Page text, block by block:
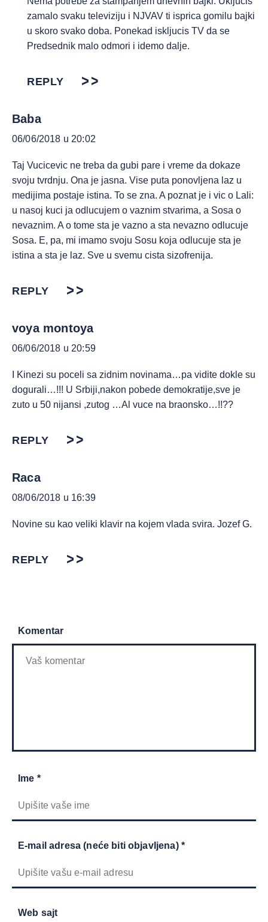
zamalo svaku televiziju i NJVAV ti isprica gomilu bajki
u skoro svako doba. Ponekad iskljucis TV da se
Predsednik malo odmori i idemo dalje.
REPLY
Baba
06/06/2018 u 20:02
Taj Vucicevic ne treba da gubi pare i vreme da dokaze
svoju tvrdnju. Ona je jasna. Vise puta ponovljena laz u
medijima postaje istina. To se zna. A poznat je i vic o Lali:
u nasoj kuci ja odlucujem o vaznim stvarima, a Sosa o
nevaznim. A o tome sta je vazno a sta nevazno odlucuje
Sosa. E, pa, mi imamo svoju Sosu koja odlucuje sta je
istina a sta je laz. Sve u svemu cista sizofrenija.
REPLY
voya montoya
06/06/2018 u 20:59
I Kinezi su poceli sa zidnim novinama…pa vidite dokle su
dogurali…!!! U Srbiji,nakon pobede demokratije,sve je
zuto u 50 nijansi ,zutog …Al vuce na braonsko…!!??
REPLY
Raca
08/06/2018 u 16:39
Novine su kao veliki klavir na kojem vlada svira. Jozef G.
REPLY
Komentar
Ime *
E-mail adresa (neće biti objavljena) *
Web sajt